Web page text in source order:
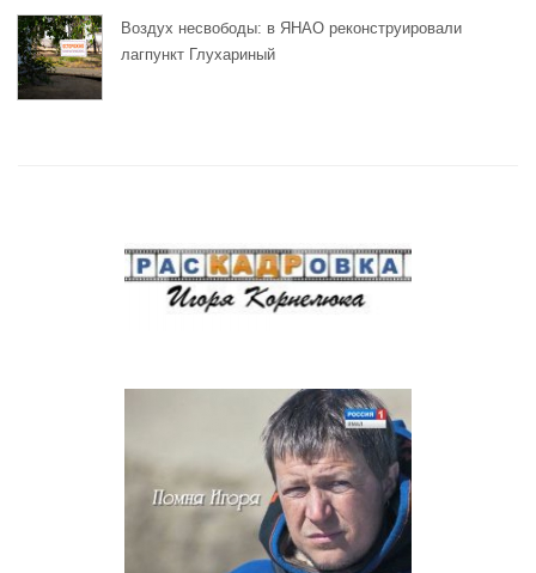
Воздух несвободы: в ЯНАО реконструировали
лагпункт Глухариный